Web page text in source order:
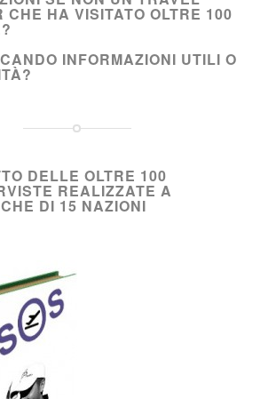
CHE HA VISITATO OLTRE 100
INFORMAZIONI UTILI O
DELLE OLTRE 100
REALIZZATE A
DI 15 NAZIONI